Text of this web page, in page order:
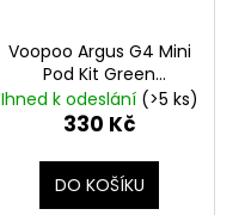
Voopoo Argus G4 Mini
Pod Kit Green
1650mAh
Ihned k odeslání (>5 ks)
330 Kč
DO KOŠÍKU